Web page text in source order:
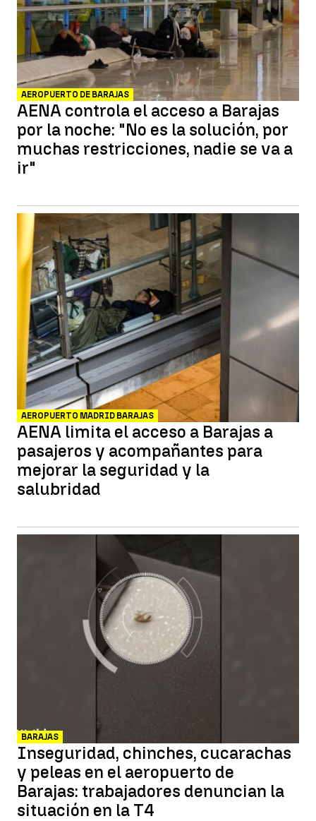
AEROPUERTO DE BARAJAS
AENA controla el acceso a Barajas
por la noche: "No es la solución, por
muchas restricciones, nadie se va a
ir"
AEROPUERTO MADRID BARAJAS
AENA limita el acceso a Barajas a
pasajeros y acompañantes para
mejorar la seguridad y la
salubridad
BARAJAS
Inseguridad, chinches, cucarachas
y peleas en el aeropuerto de
Barajas: trabajadores denuncian la
situación en la T4